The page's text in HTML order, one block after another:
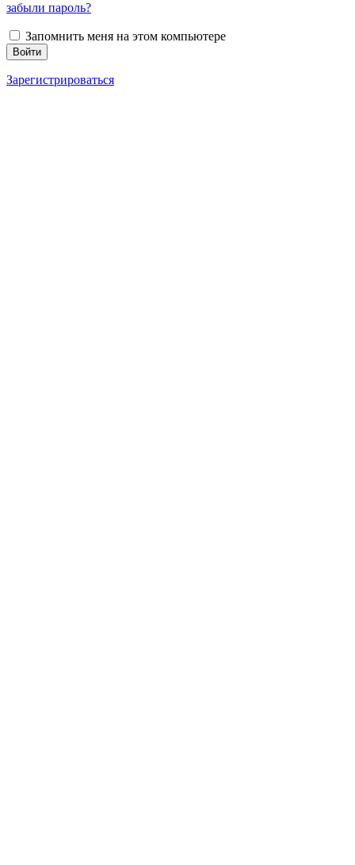
забыли пароль?
Запомнить меня на этом компьютере
Зарегистрироваться